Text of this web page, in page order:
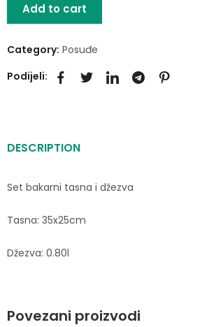
Add to cart
Category: Posuđe
Podijeli:
DESCRIPTION
Set bakarni tasna i džezva
Tasna: 35x25cm
Džezva: 0.80l
Povezani proizvodi